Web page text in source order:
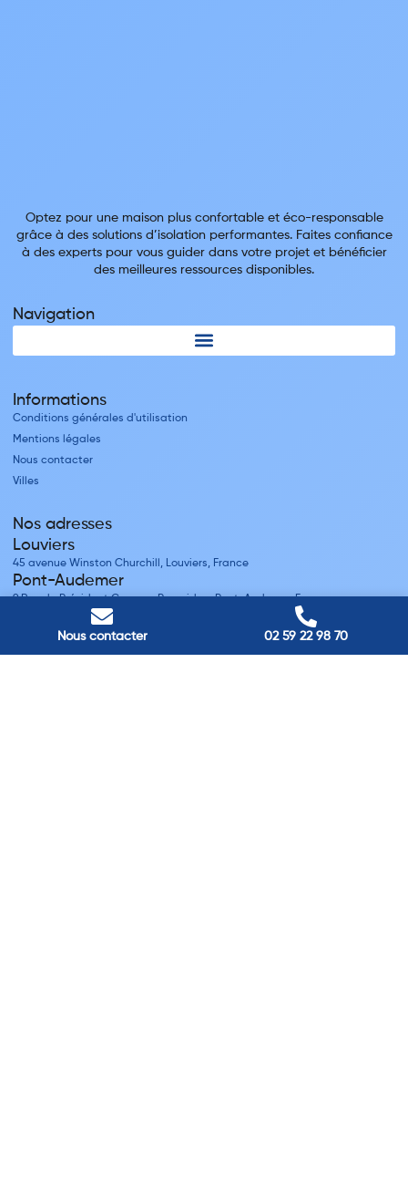
Nous contacter 02 59 22 98 70
Optez pour une maison plus confortable et éco-responsable
grâce à des solutions d’isolation performantes. Faites confiance
à des experts pour vous guider dans votre projet et bénéficier
des meilleures ressources disponibles.
Navigation
Informations
Conditions générales d'utilisation
Mentions légales
Nous contacter
Villes
Nos adresses
Louviers
45 avenue Winston Churchill, Louviers, France
Pont-Audemer
9 Rue du Président Georges Pompidou, Pont-Audemer, France
40 rue St Sever, Rouen, France